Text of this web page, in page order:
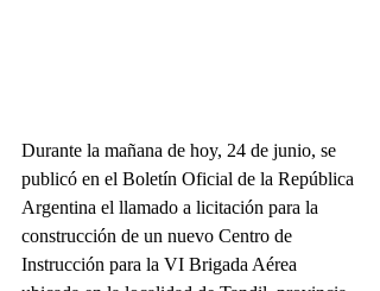
Durante la mañana de hoy, 24 de junio, se
publicó en el Boletín Oficial de la República
Argentina el llamado a licitación para la
construcción de un nuevo Centro de
Instrucción para la VI Brigada Aérea